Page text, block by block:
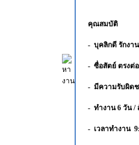
คุณสมบัติ
- บุคลิกดี รักงา
- ซื่อสัตย์ ตรงต่
- มีความรับผิด
- ทำงาน 6 วัน /
- เวลาทำงาน